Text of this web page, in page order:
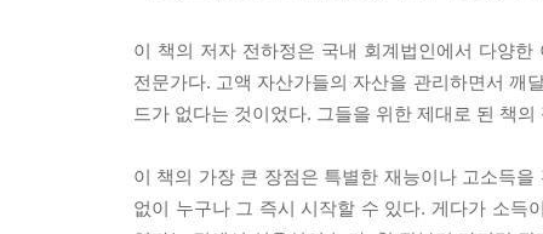
이 책의 저자 전하정은 국내 회계법인에서 다양
전문가다. 고액 자산가들의 자산을 관리하면서 깨
드가 없다는 것이었다. 그들을 위한 제대로 된 책
이 책의 가장 큰 장점은 특별한 재능이나 고소득
없이 누구나 그 즉시 시작할 수 있다. 게다가 소득